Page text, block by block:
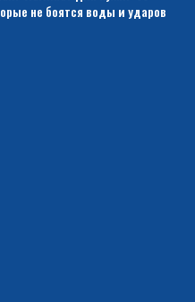
не боятся воды и ударов